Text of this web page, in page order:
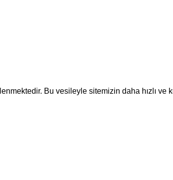
Bu vesileyle sitemizin daha hızlı ve